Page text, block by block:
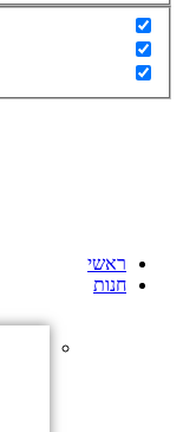
ראשי
חנות